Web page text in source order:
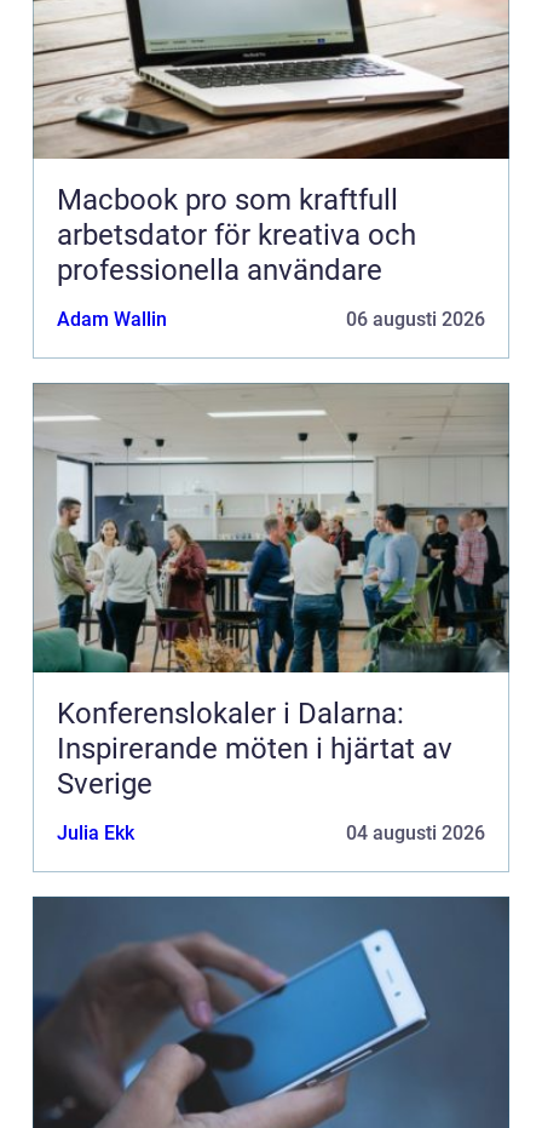
Macbook pro som kraftfull
arbetsdator för kreativa och
professionella användare
Adam Wallin 06 augusti 2026
Konferenslokaler i Dalarna:
Inspirerande möten i hjärtat av
Sverige
Julia Ekk 04 augusti 2026